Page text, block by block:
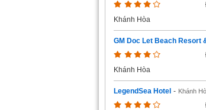
Khánh Hòa
GM Doc Let Beach Resort
Khánh Hòa
LegendSea Hotel - Khánh